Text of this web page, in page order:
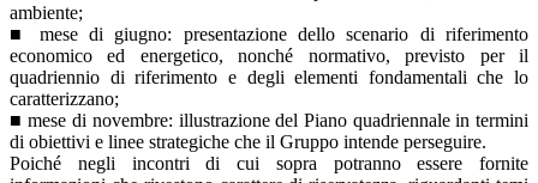
ambiente;
■ mese di giugno: presentazione dello scenario di riferimento
economico ed energetico, nonché normativo, previsto per il
quadriennio di riferimento e degli elementi fondamentali che lo
caratterizzano;
■ mese di novembre: illustrazione del Piano quadriennale in termini
di obiettivi e linee strategiche che il Gruppo intende perseguire.
Poiché negli incontri di cui sopra potranno essere fornite